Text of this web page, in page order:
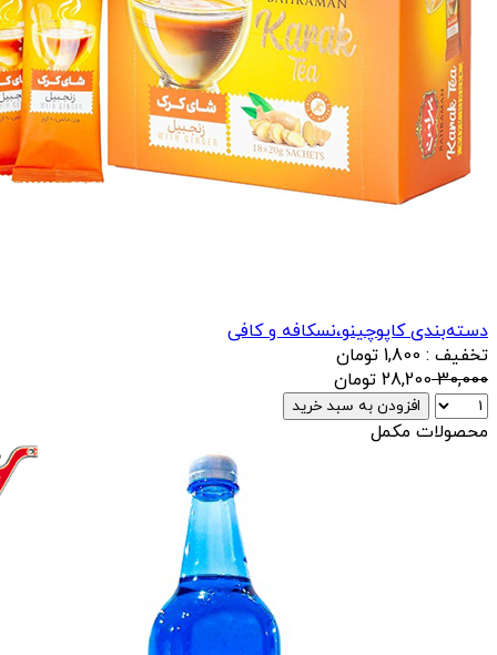
دسته‌بندی کاپوچینو،نسکافه و کافی
تخفیف : 1,800 تومان
30,000
28,200 تومان
افزودن به سبد خرید
محصولات مکمل